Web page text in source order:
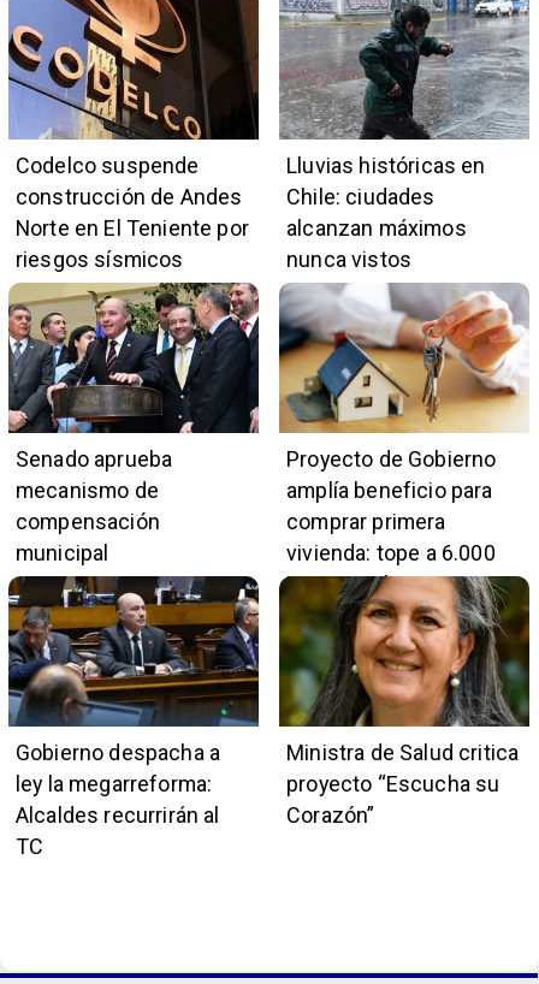
Codelco suspende
construcción de Andes
Norte en El Teniente por
riesgos sísmicos
Lluvias históricas en
Chile: ciudades
alcanzan máximos
nunca vistos
Senado aprueba
mecanismo de
compensación
municipal
Proyecto de Gobierno
amplía beneficio para
comprar primera
vivienda: tope a 6.000
UF y 30 mil cupos
Gobierno despacha a
ley la megarreforma:
Alcaldes recurrirán al
TC
Ministra de Salud critica
proyecto “Escucha su
Corazón”